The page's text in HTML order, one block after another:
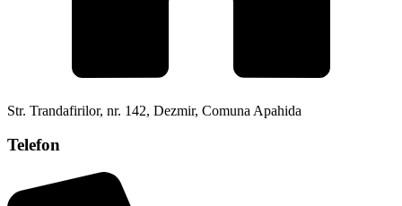
Str. Trandafirilor, nr. 142, Dezmir, Comuna Apahida
Telefon